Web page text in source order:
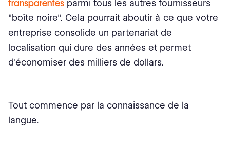
transparentes parmi tous les autres fournisseurs
"boîte noire". Cela pourrait aboutir à ce que votre
entreprise consolide un partenariat de
localisation qui dure des années et permet
d'économiser des milliers de dollars.
Tout commence par la connaissance de la
langue.